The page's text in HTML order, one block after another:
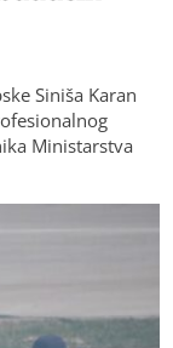
Siniša Karan
Ministarstva